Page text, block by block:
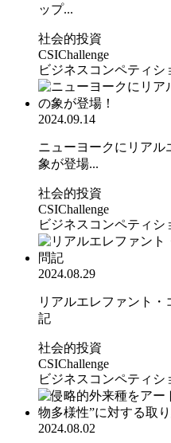
ップ...
社会的投資
CSIChallenge
ビジネスコンペティシ
2024.09.14
ニューヨークにリアル
象が登場...
社会的投資
CSIChallenge
ビジネスコンペティシ
2024.08.29
リアルエレファント
記
社会的投資
CSIChallenge
ビジネスコンペティシ
2024.08.02